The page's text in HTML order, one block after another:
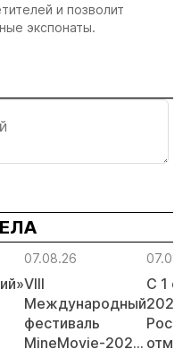
и позволит
экспонаты.
07.08.26
VIII
Международный
фестиваль
MineMovie-2026
С 1
2026